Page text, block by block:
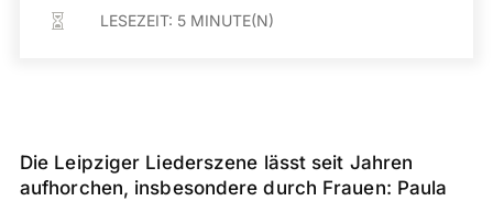
 LESEZEIT: 5 MINUTE(N)
Die Leipziger Liederszene lässt seit Jahren
aufhorchen, insbesondere durch Frauen: Paula